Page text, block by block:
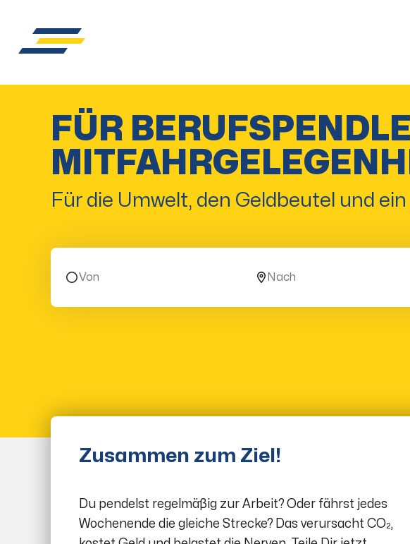
FÜR
Für die Umwelt, den Geldbeutel und
Zusammen zum Ziel!
Du pendelst regelmäßig zur Arbeit? Oder fährst jedes
Wochenende die gleiche Strecke? Das verursacht CO₂,